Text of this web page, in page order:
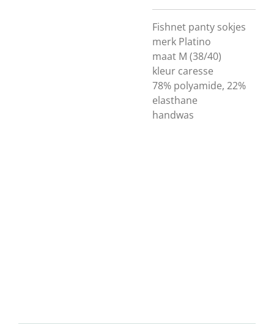
Fishnet panty sokjes
merk Platino
maat M (38/40)
kleur caresse
78% polyamide, 22%
elasthane
handwas